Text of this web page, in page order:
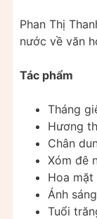
Phan Thị
nước về văn
Tác phẩm
Tháng
Hương
Chân
Xóm đê
Hoa mặt
Ánh
Tuổi